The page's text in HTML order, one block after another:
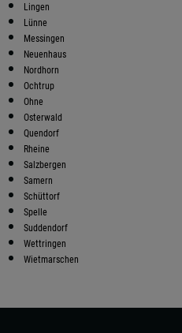
Lingen
Lünne
Messingen
Neuenhaus
Nordhorn
Ochtrup
Ohne
Osterwald
Quendorf
Rheine
Salzbergen
Samern
Schüttorf
Spelle
Suddendorf
Wettringen
Wietmarschen